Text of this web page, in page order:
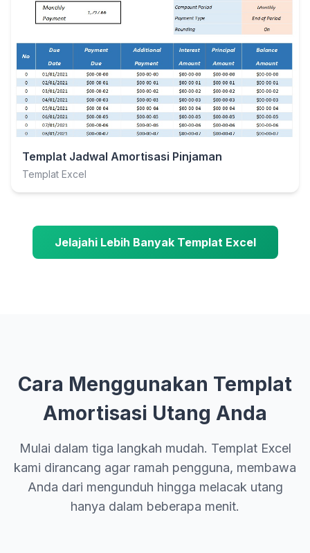
Templat Jadwal Amortisasi Pinjaman
Templat Excel
Jelajahi Lebih Banyak Templat Excel
Cara Menggunakan Templat
Amortisasi Utang Anda
Mulai dalam tiga langkah mudah. Templat Excel
kami dirancang agar ramah pengguna, membawa
Anda dari mengunduh hingga melacak utang
hanya dalam beberapa menit.